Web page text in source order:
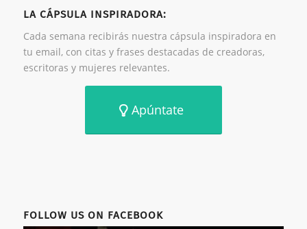
LA CÁPSULA INSPIRADORA:
Cada semana recibirás nuestra cápsula inspiradora en
tu email, con citas y frases destacadas de creadoras,
escritoras y mujeres relevantes.
Apúntate
FOLLOW US ON FACEBOOK